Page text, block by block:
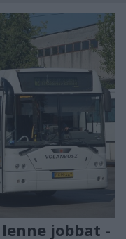
jobbat -